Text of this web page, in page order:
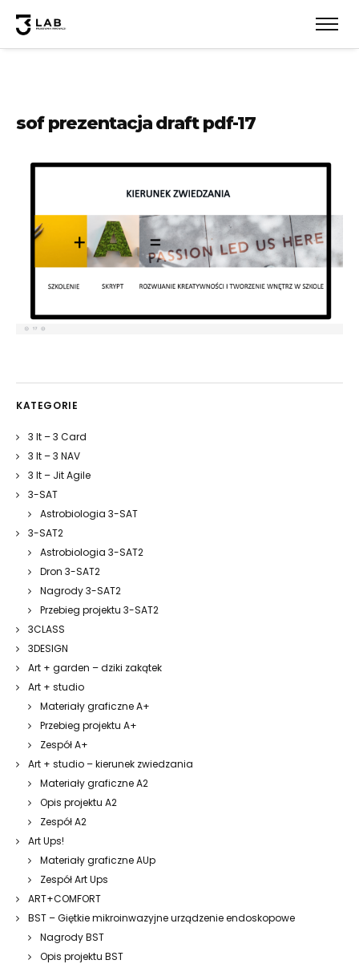
sof prezentacja draft pdf-17
KATEGORIE
3 It – 3 Card
3 It – 3 NAV
3 It – Jit Agile
3-SAT
Astrobiologia 3-SAT
3-SAT2
Astrobiologia 3-SAT2
Dron 3-SAT2
Nagrody 3-SAT2
Przebieg projektu 3-SAT2
3CLASS
3DESIGN
Art + garden – dziki zakątek
Art + studio
Materiały graficzne A+
Przebieg projektu A+
Zespół A+
Art + studio – kierunek zwiedzania
Materiały graficzne A2
Opis projektu A2
Zespół A2
Art Ups!
Materiały graficzne AUp
Zespół Art Ups
ART+COMFORT
BST – Giętkie mikroinwazyjne urządzenie endoskopowe
Nagrody BST
Opis projektu BST